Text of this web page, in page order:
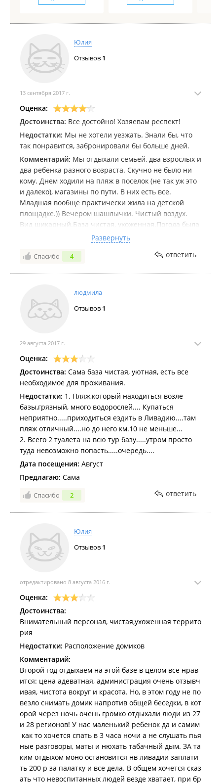
Юлия
Отзывов 1
13 сентября 2017 г.
Оценка:
Достоинства: Все достойно! Хозяевам респект!
Недостатки: Мы не хотели уезжать. Знали бы, что
так понравится, забронировали бы больше дней.
Комментарий: Мы отдыхали семьей, два взрослых и
два ребенка разного возраста. Скучно не было ни
кому. Днем ходили на пляж в поселок (не так уж это
и далеко), магазины по пути. В них есть все.
Младшая вообще практически жила на детской
площадке.)) Вечером шашлычки. Чистый воздух.
Вид шикарный.База чистая, ухоженная.Погода была
отличная.Все соседи были спокойные,
общительные, детей много. Мы были здесь
впервые, но вернемся обязательно! Персонал? Так
спасибо за все. Были мы как дома..Все понравилось.
Развернуть
Спасибо 4 ответить
людмила
Отзывов 1
29 августа 2017 г.
Оценка:
Достоинства: Сама база чистая, уютная, есть все
необходимое для проживания.
Недостатки: 1. Пляж,который находиться возле
базы,грязный, много водорослей.... Купаться
неприятно.....приходиться ездить в Ливадию....там
пляж отличный....но до него км.10 не меньше...
2. Всего 2 туалета на всю тур базу.....утром просто
туда невозможно попасть.....очередь....
Дата посещения: Август
Предлагаю: Сама
Спасибо 2 ответить
Юлия
Отзывов 1
отредактировано 8 августа 2016 г.
Оценка:
Достоинства:
Внимательный персонал, чистая,ухоженная террито
рия
Недостатки: Расположение домиков
Комментарий:
Второй год отдыхаем на этой базе в целом все нрав
ится: цена адеватная, администрация очень отзывч
ивая, чистота вокруг и красота. Но, в этом году не по
везло снимать домик напротив общей беседки, в кот
орой через ночь очень громко отдыхали люди из 27
и 28 регионов! У нас маленький ребенок да и самим
как то хочется спать в 3 часа ночи а не слушать пья
ные разговоры, маты и нюхать табачный дым. ЗА та
ким отдыхом моно остановится нв ливадии заплати
ть 200 р за палатку и все дела. В общем хочется сказ
ать что невоспитанных людей везде хватает, при бр